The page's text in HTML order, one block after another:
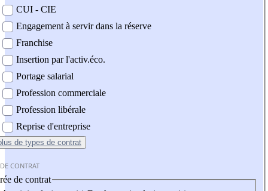
CUI - CIE
Engagement à servir dans la réserve
Franchise
Insertion par l'activ.éco.
Portage salarial
Profession commerciale
Profession libérale
Reprise d'entreprise
de types de contrat
CONTRAT
de contrat